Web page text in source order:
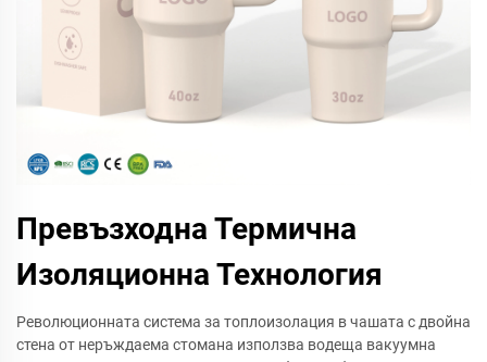
Превъзходна Термична
Изоляционна Технология
Революционната система за топлоизолация в чашата с двойна
стена от неръждаема стомана използва водеща вакуумна